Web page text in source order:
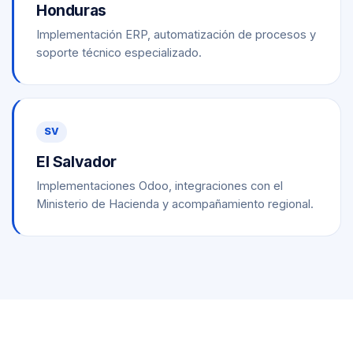
Honduras
Implementación ERP, automatización de procesos y
soporte técnico especializado.
SV
El Salvador
Implementaciones Odoo, integraciones con el
Ministerio de Hacienda y acompañamiento regional.